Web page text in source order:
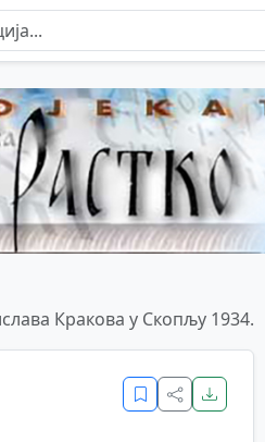
Кракова у Скопљу 1934.